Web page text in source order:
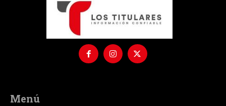
Menú